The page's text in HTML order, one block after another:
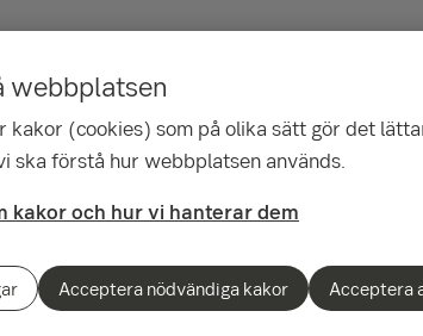
att hjälpa dig och ge råd när händelser i livet
oavsett i vilken fas. Våra rådgivare finns
webbplatsen
kakor (cookies) som på olika sätt gör det
ska förstå hur webbplatsen används.
kakor och hur vi hanterar dem
Acceptera nödvändiga kakor Acceptera